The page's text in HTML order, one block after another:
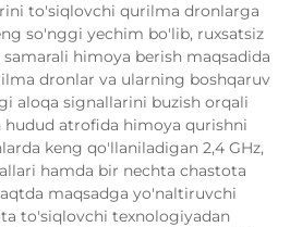
to'siqlovchi qurilma dronlarga
so'nggi yechim bo'lib, ruxsatsiz
himoya berish maqsadida
dronlar va ularning boshqaruv
aloqa signallarini buzish orqali
hudud atrofida himoya qurishni
keng qo'llaniladigan 2,4 GHz,
hamda bir nechta chastota
maqsadga yo'naltiruvchi
to'siqlovchi texnologiyadan